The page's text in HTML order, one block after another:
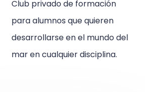
Club privado de formación
para alumnos que quieren
desarrollarse en el mundo del
mar en cualquier disciplina.